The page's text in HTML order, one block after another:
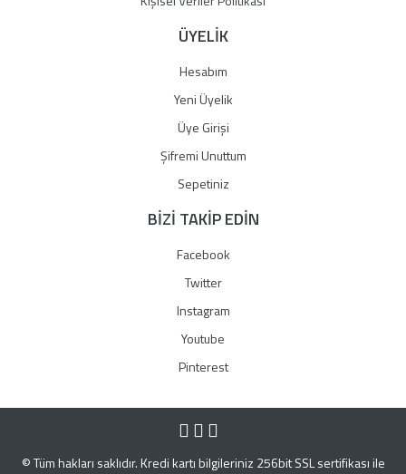
ÜYELİK
Hesabım
Yeni Üyelik
Üye Girişi
Şifremi Unuttum
Sepetiniz
BİZİ TAKİP EDİN
Facebook
Twitter
Instagram
Youtube
Pinterest
© Tüm hakları saklıdır. Kredi kartı bilgileriniz 256bit SSL sertifikası ile